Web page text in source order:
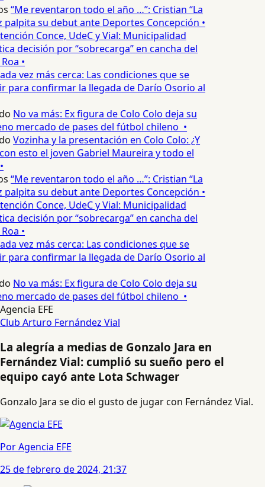
“Me reventaron todo el año …”: Cristian “La
su debut ante Deportes Concepción •
Conce, UdeC y Vial: Municipalidad
decisión por “sobrecarga” en cancha del
•
vez más cerca: Las condiciones que se
para confirmar la llegada de Darío Osorio al
No va más: Ex figura de Colo Colo deja su
mercado de pases del fútbol chileno •
Vozinha y la presentación en Colo Colo: ¿Y
esto el joven Gabriel Maureira y todo el
“Me reventaron todo el año …”: Cristian “La
su debut ante Deportes Concepción •
Conce, UdeC y Vial: Municipalidad
decisión por “sobrecarga” en cancha del
•
vez más cerca: Las condiciones que se
para confirmar la llegada de Darío Osorio al
No va más: Ex figura de Colo Colo deja su
mercado de pases del fútbol chileno •
Agencia EFE
Club Arturo Fernández Vial
La alegría a medias de Gonzalo Jara en
Fernández Vial: cumplió su sueño pero el
equipo cayó ante Lota Schwager
Gonzalo Jara se dio el gusto de jugar con Fernández Vial.
Por Agencia EFE
25 de febrero de 2024, 21:37